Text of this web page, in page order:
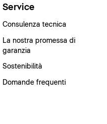
Service
Consulenza tecnica
La nostra promessa di
garanzia
Sostenibilità
Domande frequenti